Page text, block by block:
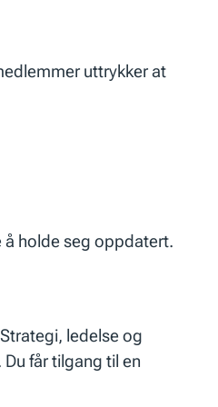
uttrykker at
å holde seg oppdatert.
ledelse og
får tilgang til en